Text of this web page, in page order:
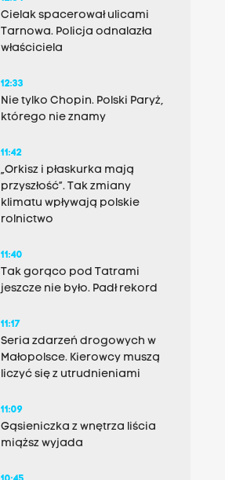
Cielak spacerował ulicami
Tarnowa. Policja odnalazła
właściciela
12:33
Nie tylko Chopin. Polski Paryż,
którego nie znamy
11:42
„Orkisz i płaskurka mają
przyszłość”. Tak zmiany
klimatu wpływają polskie
rolnictwo
11:40
Tak gorąco pod Tatrami
jeszcze nie było. Padł rekord
11:17
Seria zdarzeń drogowych w
Małopolsce. Kierowcy muszą
liczyć się z utrudnieniami
11:09
Gąsieniczka z wnętrza liścia
miąższ wyjada